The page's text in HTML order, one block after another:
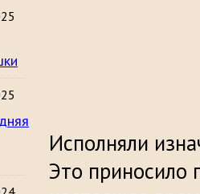
Исполняли
Это приносило